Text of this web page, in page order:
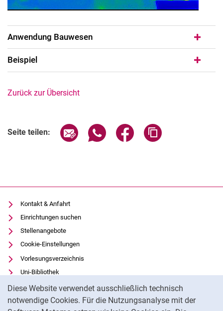
Diese Website verwendet ausschließlich technisch
notwendige Cookies. Für die Nutzungsanalyse mit der
Anwendung Bauwesen
Beispiel
Zurück zur Übersicht
Seite teilen: Seite über E-Mail teilen
Seite über WhatsApp teilen
Seite über Facebook
Kontakt & Anfahrt
Einrichtungen suchen
Stellenangebote
Cookie-Einstellungen
Vorlesungsverzeichnis
Uni-Bibliothek
Moodle
Panopto